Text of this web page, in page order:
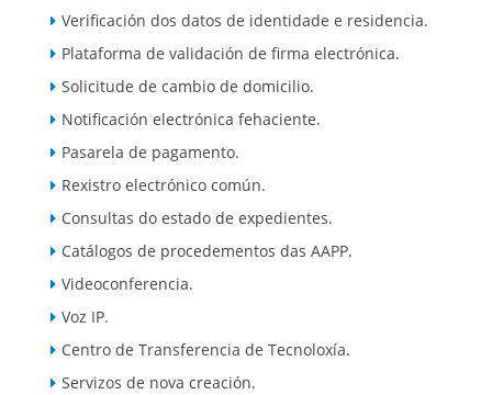
Verificación dos datos de identidade e residencia.
Plataforma de validación de firma electrónica.
Solicitude de cambio de domicilio.
Notificación electrónica fehaciente.
Pasarela de pagamento.
Rexistro electrónico común.
Consultas do estado de expedientes.
Catálogos de procedementos das AAPP.
Videoconferencia.
Voz IP.
Centro de Transferencia de Tecnoloxía.
Servizos de nova creación.